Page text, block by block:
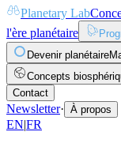
Planetary Lab
l'ère planétaire
Devenir planétaire
Concepts
Contact
Newsletter· À propos
EN|FR